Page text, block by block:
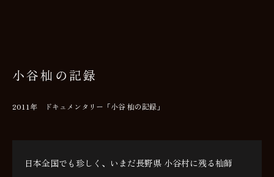
小谷杣の記録
2011年 ドキュメンタリー「小谷 杣の記録」
日本全国でも珍しく、いまだ長野県 小谷村に残る杣師